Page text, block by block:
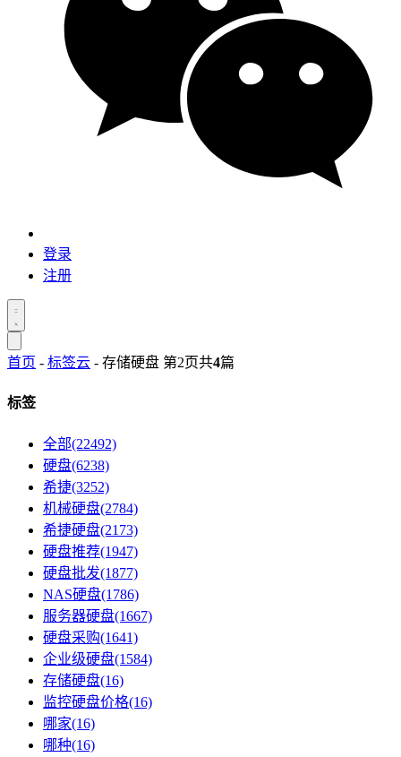
登录
注册
首页 - 标签云 - 存储硬盘 第2页共4篇
标签
全部(22492)
硬盘(6238)
希捷(3252)
机械硬盘(2784)
希捷硬盘(2173)
硬盘推荐(1947)
硬盘批发(1877)
NAS硬盘(1786)
服务器硬盘(1667)
硬盘采购(1641)
企业级硬盘(1584)
存储硬盘(16)
监控硬盘价格(16)
哪家(16)
哪种(16)